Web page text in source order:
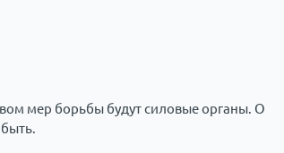
мер борьбы будут силовые органы. О